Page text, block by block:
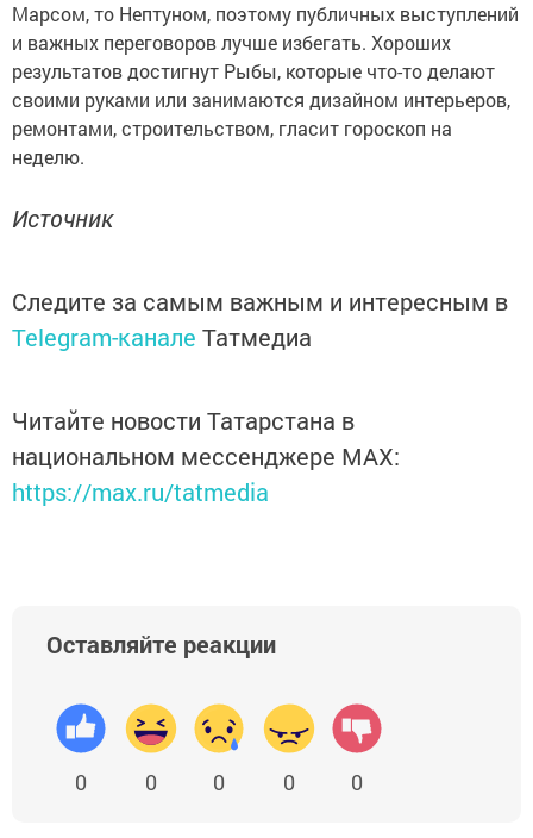
Марсом, то Нептуном, поэтому публичных выступлений
и важных переговоров лучше избегать. Хороших
результатов достигнут Рыбы, которые что-то делают
своими руками или занимаются дизайном интерьеров,
ремонтами, строительством, гласит гороскоп на
неделю.
Источник
Следите за самым важным и интересным в
Telegram-канале Татмедиа
Читайте новости Татарстана в
национальном мессенджере MАХ:
https://max.ru/tatmedia
Оставляйте реакции
0 0 0 0 0